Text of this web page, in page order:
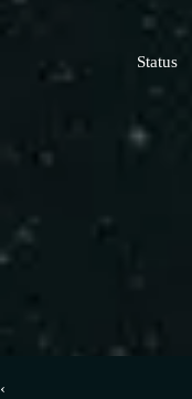
Status
‹